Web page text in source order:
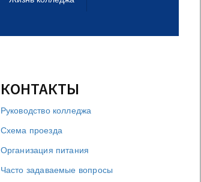
КОНТАКТЫ
Руководство колледжа
Схема проезда
Организация питания
Часто задаваемые вопросы